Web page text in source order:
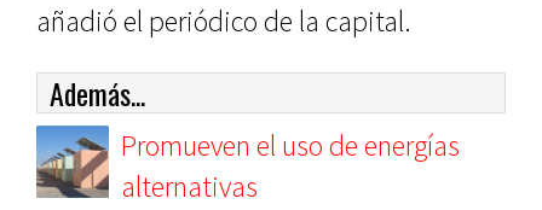
añadió el periódico de la capital.
Además...
Promueven el uso de energías
alternativas